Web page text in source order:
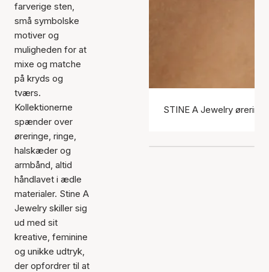
farverige sten,
små symbolske
motiver og
muligheden for at
mixe og matche
på kryds og
tværs.
Kollektionerne
spænder over
øreringe, ringe,
halskæder og
armbånd, altid
håndlavet i ædle
materialer. Stine A
Jewelry skiller sig
ud med sit
kreative, feminine
og unikke udtryk,
der opfordrer til at
STINE A Jewelry øreringe